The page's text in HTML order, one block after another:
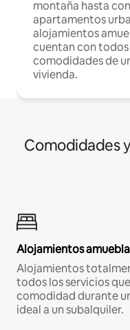
montaña hasta
apartamentos
alojamientos
cuentan con todos
comodidades de
vivienda.
Comodidades
Alojamientos
Alojamientos
todos los servicios
comodidad durante
ideal a un subalquiler.